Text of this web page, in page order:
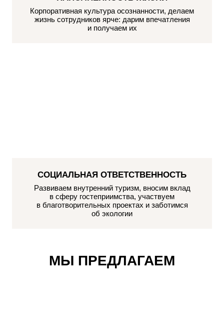
Корпоративная культура осознанности, делаем
жизнь сотрудников ярче: дарим впечатления
и получаем их
СОЦИАЛЬНАЯ ОТВЕТСТВЕННОСТЬ
Развиваем внутренний туризм, вносим вклад
в сферу гостеприимства, участвуем
в благотворительных проектах и заботимся
об экологии
МЫ ПРЕДЛАГАЕМ